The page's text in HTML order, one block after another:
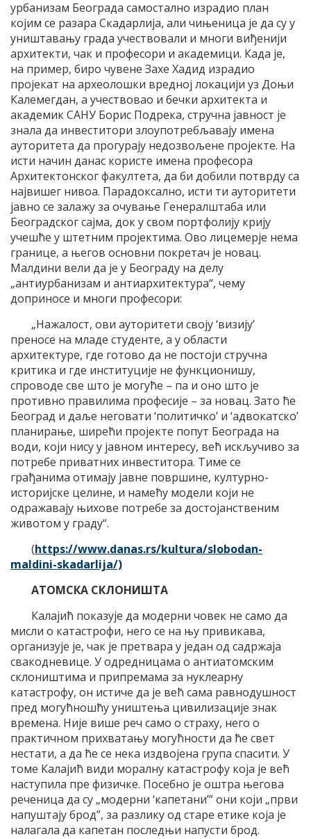
урбанизам Београда самостално израдио план
којим се разара Скадарлија, али чињеница је да су у
уништавању града учествовали и многи виђенији
архитекти, чак и професори и академици. Када је,
на пример, биро чувене Захе Хадид израдио
пројекат на археолошки вредној локацији уз Доњи
Калемегдан, а учествовао и бечки архитекта и
академик САНУ Борис Подрека, стручна јавност је
знала да инвеститори злоупотребљавају имена
ауторитета да прогурају недозвољене пројекте. На
исти начин данас користе имена професора
Архитектонског факултета, да би добили потврду са
највишег нивоа. Парадоксално, исти ти ауторитети
јавно се залажу за очување Генералштаба или
Београдског сајма, док у свом портфолију крију
учешће у штетним пројектима. Ово лицемерје нема
границе, а његов основни покретач је новац.
Малдини вели да је у Београду на делу
„антиурбанизам и антиархитектура“, чему
доприносе и многи професори:
„Нажалост, ови ауторитети своју ‘визију’
преносе на младе студенте, а у области
архитектуре, где готово да не постоји стручна
критика и где институције не функционишу,
спроводе све што је могуће – па и оно што је
противно правилима професије – за новац. Зато ће
Београд и даље неговати ‘политичко’ и ‘адвокатско’
планирање, ширећи пројекте попут Београда на
води, који нису у јавном интересу, већ искључиво за
потребе приватних инвеститора. Тиме се
грађанима отимају јавне површине, културно-
историјске целине, и намећу модели који не
одражавају њихове потребе за достојанственим
животом у граду“.
(https://www.danas.rs/kultura/slobodan-
maldini-skadarlija/)
АТОМСКА СКЛОНИШТА
Калајић показује да модерни човек не само да
мисли о катастрофи, него се на њу привикава,
организује је, чак је претвара у један од садржаја
свакодневице. У одредницама о антиатомским
склоништима и припремама за нуклеарну
катастрофу, он истиче да је већ сама равнодушност
пред могућношћу уништења цивилизације знак
времена. Није више реч само о страху, него о
практичном прихватању могућности да ће свет
нестати, а да ће се нека издвојена група спасити. У
томе Калајић види моралну катастрофу која је већ
наступила пре физичке. Посебно је оштра његова
реченица да су „модерни ‘капетани’” они који „први
напуштају брод”, за разлику од старе етике која је
налагала да капетан последњи напусти брод.